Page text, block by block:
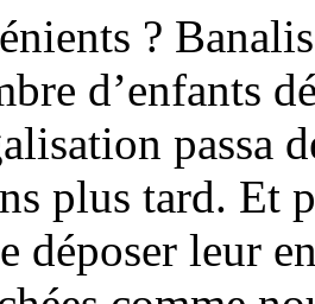
?
d’enfants
passa
plus tard. Et
déposer leur